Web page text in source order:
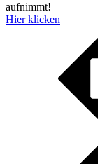
aufnimmt!
Hier klicken